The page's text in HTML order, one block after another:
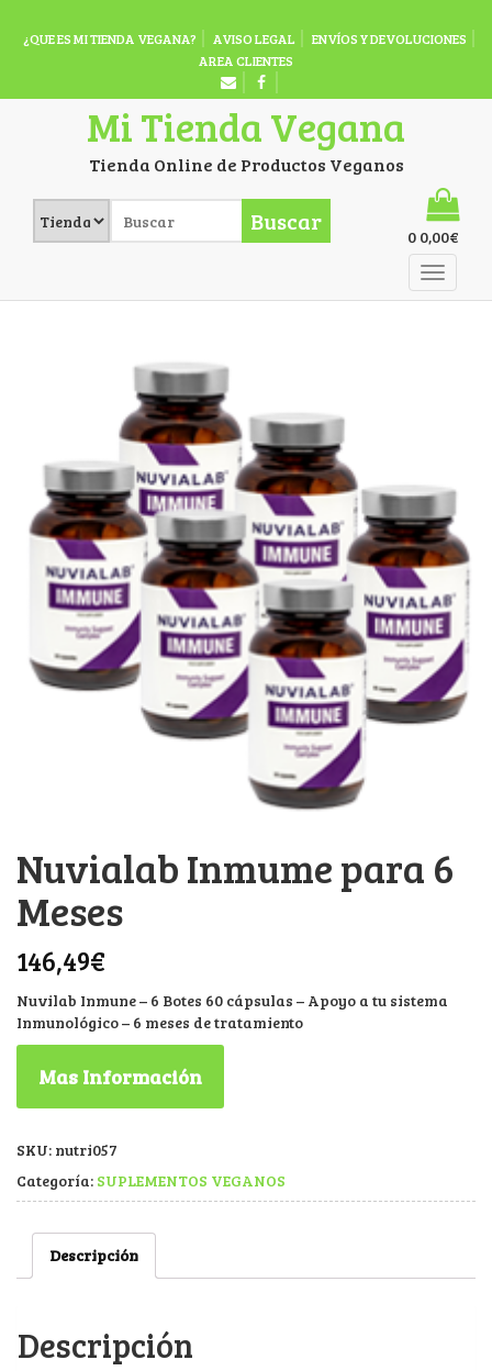
¿QUE ES MI TIENDA VEGANA? AVISO LEGAL
ENVÍOS Y DEVOLUCIONES
AREA CLIENTES
Mi Tienda Vegana
Tienda Online de Productos Veganos
Buscar
0 0,00€
Nuvialab Inmume para 6
Meses
146,49€
Nuvilab Inmune – 6 Botes 60 cápsulas – Apoyo a tu sistema
Inmunológico – 6 meses de tratamiento
Mas Información
SKU: nutri057
Categoría: SUPLEMENTOS VEGANOS
Descripción
Descripción